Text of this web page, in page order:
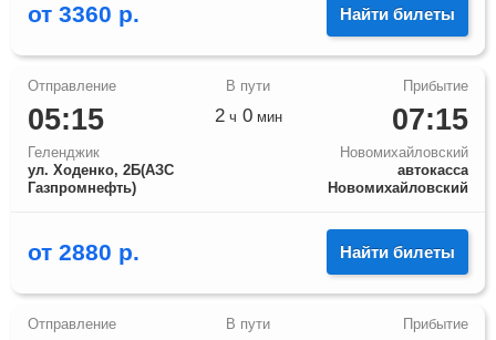
от 3360 р. Найти билеты
05:15
Геленджик
ул. Ходенко, 2Б(АЗС
Газпромнефть)
07:15
Новомихайловский
автокасса
Новомихайловский
2ч 0мин
от 2880 р. Найти билеты